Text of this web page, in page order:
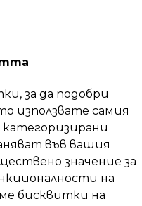
за да подобри
използвате самия
във вашия
значение за
на
бисквитки на